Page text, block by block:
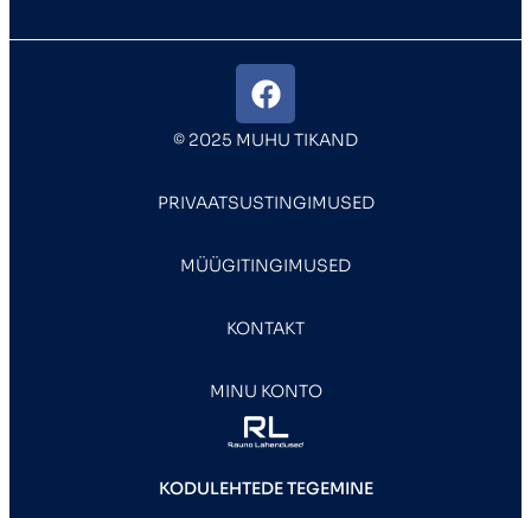
© 2025 MUHU TIKAND
PRIVAATSUSTINGIMUSED
MÜÜGITINGIMUSED
KONTAKT
MINU KONTO
KODULEHTEDE TEGEMINE